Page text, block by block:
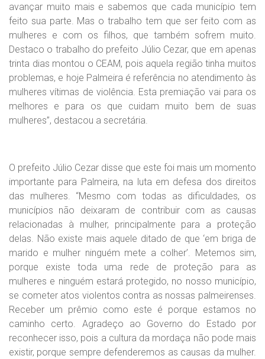
avançar muito mais e sabemos que cada município tem
feito sua parte. Mas o trabalho tem que ser feito com as
mulheres e com os filhos, que também sofrem muito.
Destaco o trabalho do prefeito Júlio Cezar, que em apenas
trinta dias montou o CEAM, pois aquela região tinha muitos
problemas, e hoje Palmeira é referência no atendimento às
mulheres vítimas de violência. Esta premiação vai para os
melhores e para os que cuidam muito bem de suas
mulheres”, destacou a secretária.
O prefeito Júlio Cezar disse que este foi mais um momento
importante para Palmeira, na luta em defesa dos direitos
das mulheres. “Mesmo com todas as dificuldades, os
municípios não deixaram de contribuir com as causas
relacionadas à mulher, principalmente para a proteção
delas. Não existe mais aquele ditado de que ‘em briga de
marido e mulher ninguém mete a colher’. Metemos sim,
porque existe toda uma rede de proteção para as
mulheres e ninguém estará protegido, no nosso município,
se cometer atos violentos contra as nossas palmeirenses.
Receber um prêmio como este é porque estamos no
caminho certo. Agradeço ao Governo do Estado por
reconhecer isso, pois a cultura da mordaça não pode mais
existir, porque sempre defenderemos as causas da mulher.